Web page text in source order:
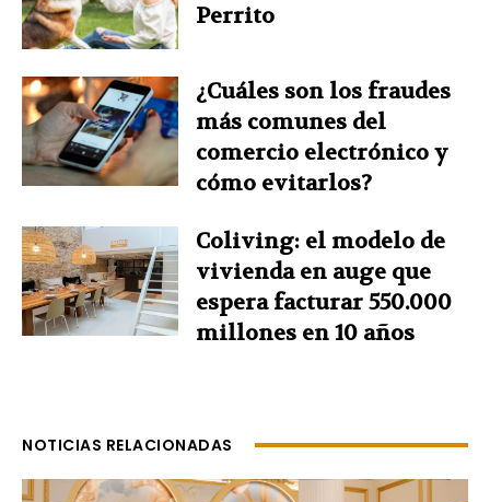
Perrito
¿Cuáles son los fraudes
más comunes del
comercio electrónico y
cómo evitarlos?
Coliving: el modelo de
vivienda en auge que
espera facturar 550.000
millones en 10 años
NOTICIAS RELACIONADAS